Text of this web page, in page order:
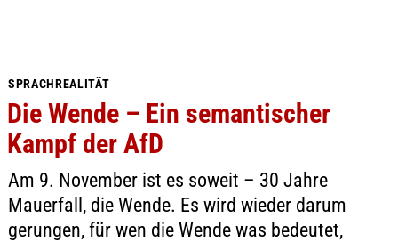
SPRACHREALITÄT
Die Wende – Ein semantischer
Kampf der AfD
Am 9. November ist es soweit – 30 Jahre
Mauerfall, die Wende. Es wird wieder darum
gerungen, für wen die Wende was bedeutet,